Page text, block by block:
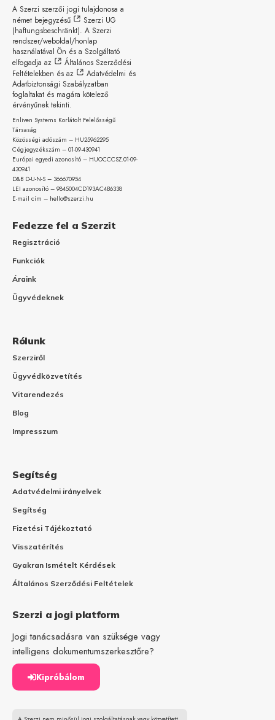
A Szerzi szerzői jogi tulajdonosa a
német bejegyzésű
Szerzi UG
(haftungsbeschränkt). A Szerzi
rendszer/weboldal/honlap
használatával Ön és a Szolgáltató
elfogadja az
Általános Szerződési
Feltételekben és az
Adatvédelmi és
Adatbiztonsági Szabályzatban
foglaltakat és magára kötelező
érvényűnek tekinti.
Enliven Systems Korlátolt Felelősségű
Társaság
Közösségi adószám – HU25962295
Cégjegyzékszám – 01-09-430941
Európai egyedi azonosító – HUOCCCSZ.01-09-
430941
D&B D-U-N-S – 366670954
LEI azonosító – 9845004CD193AC4B6338
E-mail cím – hello@szerzi.hu
Fedezze fel a Szerzit
Regisztráció
Funkciók
Áraink
Ügyvédeknek
Rólunk
Szerziről
Ügyvédközvetítés
Vitarendezés
Blog
Impresszum
Segítség
Adatvédelmi irányelvek
Segítség
Fizetési Tájékoztató
Visszatérítés
Gyakran Ismételt Kérdések
Általános Szerződési Feltételek
Szerzi a jogi platform
Jogi tanácsadásra van szüksége vagy
intelligens dokumentumszerkesztőre?
Kipróbálom